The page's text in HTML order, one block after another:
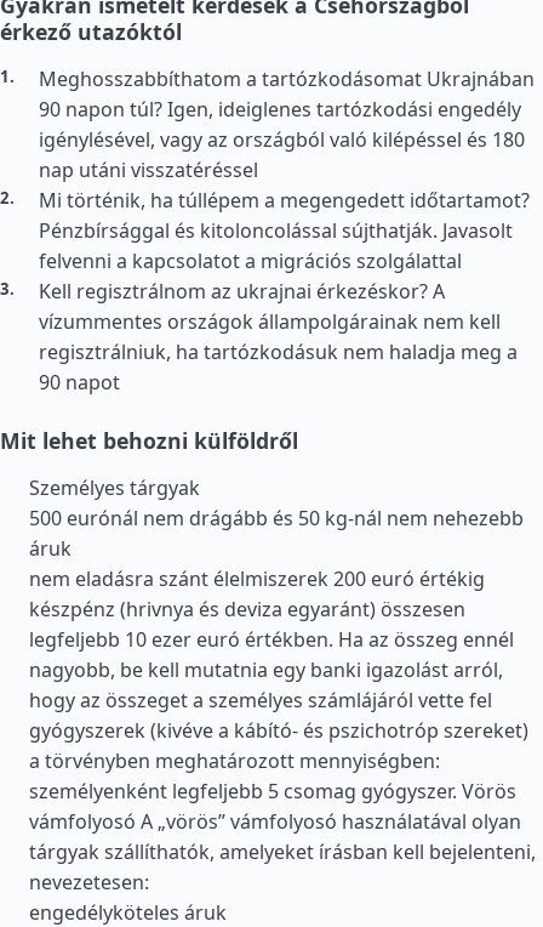
érkező utazóktól
Meghosszabbíthatom a tartózkodásomat Ukrajnában
90 napon túl? Igen, ideiglenes tartózkodási engedély
igénylésével, vagy az országból való kilépéssel és 180
nap utáni visszatéréssel
Mi történik, ha túllépem a megengedett időtartamot?
Pénzbírsággal és kitoloncolással sújthatják. Javasolt
felvenni a kapcsolatot a migrációs szolgálattal
Kell regisztrálnom az ukrajnai érkezéskor? A
vízummentes országok állampolgárainak nem kell
regisztrálniuk, ha tartózkodásuk nem haladja meg a
90 napot
Mit lehet behozni külföldről
Személyes tárgyak
500 eurónál nem drágább és 50 kg-nál nem nehezebb
áruk
nem eladásra szánt élelmiszerek 200 euró értékig
készpénz (hrivnya és deviza egyaránt) összesen
legfeljebb 10 ezer euró értékben. Ha az összeg ennél
nagyobb, be kell mutatnia egy banki igazolást arról,
hogy az összeget a személyes számlájáról vette fel
gyógyszerek (kivéve a kábító- és pszichotróp szereket)
a törvényben meghatározott mennyiségben:
személyenként legfeljebb 5 csomag gyógyszer. Vörös
vámfolyosó A „vörös” vámfolyosó használatával olyan
tárgyak szállíthatók, amelyeket írásban kell bejelenteni,
nevezetesen:
engedélyköteles áruk